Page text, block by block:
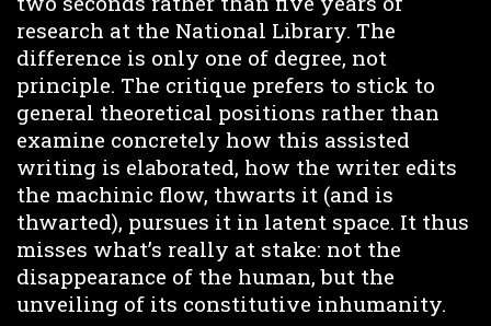
research at the National Library. The
difference is only one of degree, not
principle. The critique prefers to stick to
general theoretical positions rather than
examine concretely how this assisted
writing is elaborated, how the writer edits
the machinic flow, thwarts it (and is
thwarted), pursues it in latent space. It thus
misses what’s really at stake: not the
disappearance of the human, but the
unveiling of its constitutive inhumanity.